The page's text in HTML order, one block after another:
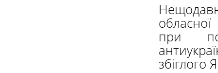
при
збіглого